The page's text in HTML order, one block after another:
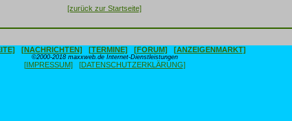
[zurück zur Startseite]
[NACHRICHTEN] [TERMINE] [FORUM] [ANZEIGENMARKT]
©2000-2018 maxxweb.de Internet-Dienstleistungen
[IMPRESSUM] [DATENSCHUTZERKLÄRUNG]